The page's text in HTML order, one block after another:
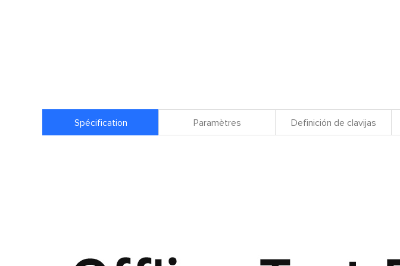
Spécification Paramètres Definición de clavijas